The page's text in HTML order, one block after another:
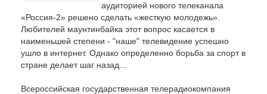
аудиторией нового телеканала
«Россия-2» решено сделать «жесткую молодежь».
Любителей маунтинбайка этот вопрос касается в
наименьшей степени - "наше" телевидение успешно
ушло в интернет. Однако определенно борьба за спорт в
стране делает шаг назад...
Всероссийская государственная телерадиокомпания